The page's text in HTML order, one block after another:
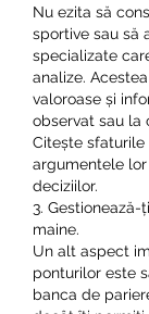
Nu ezita să
sportive sau să
specializate
analize.
valoroase și
observat sau la
Citește sfaturile
argumentele
deciziilor.
3. Gestionează-
maine.
Un alt aspect
ponturilor este
banca de